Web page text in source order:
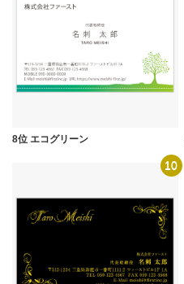
8位 エコグリーン
10